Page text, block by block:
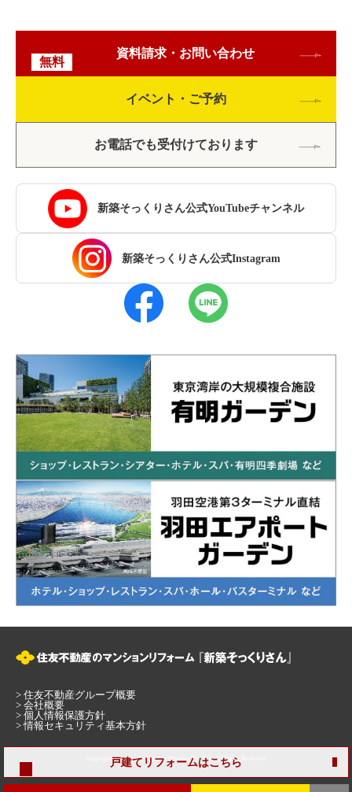
無料
資料請求・お問い合わせ
イベント・ご予約
お電話でも受付けております
新築そっくりさん公式YouTubeチャンネル
新築そっくりさん公式Instagram
> 住友不動産グループ概要
> 会社概要
> 個人情報保護方針
>情報セキュリティ基本方針
Copyright © Sumitomo Fudosan Housing Co., Ltd. All Rights Reserved.
戸建てリフォームはこちら